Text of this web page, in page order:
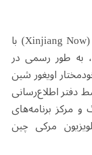
رویداد جهانی «شین جیانگ، همین حالا» (Xinjiang Now) با
به طور رسمی در
اویغور شین
دفتر اطلاع‌‌رسانی
مرکز برنامه‌های
مرکی چین